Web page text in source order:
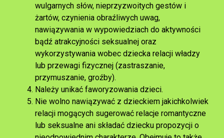
wulgarnych słów, nieprzyzwoitych gestów i
żartów, czynienia obraźliwych uwag,
nawiązywania w wypowiedziach do aktywności
bądź atrakcyjności seksualnej oraz
wykorzystywania wobec dziecka relacji władzy
lub przewagi fizycznej (zastraszanie,
przymuszanie, groźby).
Należy unikać faworyzowania dzieci.
Nie wolno nawiązywać z dzieckiem jakichkolwiek
relacji mogących sugerować relacje romantyczne
lub seksualne ani składać dziecku propozycji o